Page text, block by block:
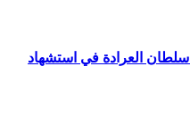
العرادة في استشهاد